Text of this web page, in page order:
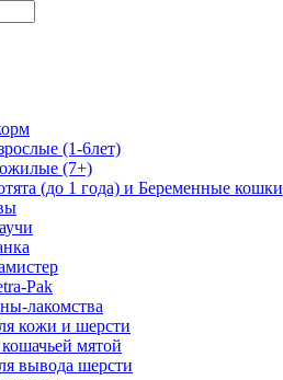
(1-6лет)
(7+)
(до 1 года) и Беременные кошки
Pak
лакомства
кожи и шерсти
мятой
вывода шерсти